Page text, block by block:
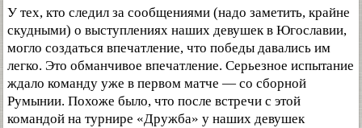
У тех, кто следил за сообщениями (надо заметить, крайне
скудными) о выступлениях наших девушек в Югославии,
могло создаться впечатление, что победы давались им
легко. Это обманчивое впечатление. Серьезное испытание
ждало команду уже в первом матче — со сборной
Румынии. Похоже было, что после встречи с этой
командой на турнире «Дружба» у наших девушек